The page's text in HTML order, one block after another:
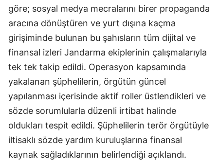
göre; sosyal medya mecralarını birer propaganda
aracına dönüştüren ve yurt dışına kaçma
girişiminde bulunan bu şahısların tüm dijital ve
finansal izleri Jandarma ekiplerinin çalışmalarıyla
tek tek takip edildi. Operasyon kapsamında
yakalanan şüphelilerin, örgütün güncel
yapılanması içerisinde aktif roller üstlendikleri ve
sözde sorumlularla düzenli irtibat halinde
oldukları tespit edildi. Şüphelilerin terör örgütüyle
iltisaklı sözde yardım kuruluşlarına finansal
kaynak sağladıklarının belirlendiği açıklandı.